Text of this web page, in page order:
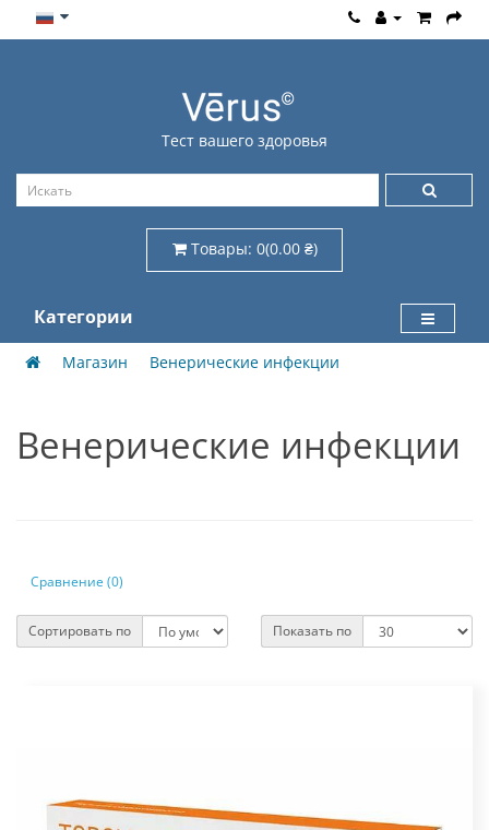
Тест вашего здоровья
Товары: 0(0.00 ₴)
Категории
Магазин Венерические инфекции
Венерические инфекции
Сравнение (0)
Сортировать по Показать по